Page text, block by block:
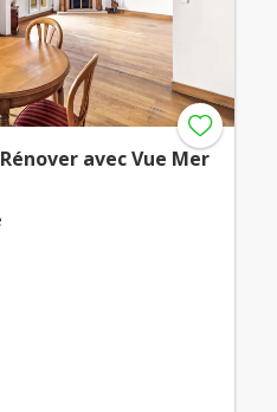
avec Vue Mer